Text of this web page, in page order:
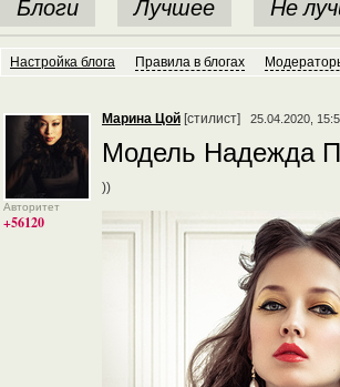
Блоги Лучшее Не
Настройка блога Правила в блогах
Авторитет
+56120
Марина Цой [стилист] 25.04.2020,
Модель Надежда
))